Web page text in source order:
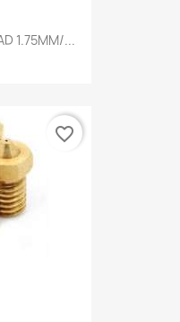
1.75MM/...
favorite_border